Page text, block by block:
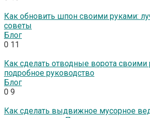
Как обновить шпон своими руками:
советы
Блог
0 11
Как сделать отводные ворота своими
подробное руководство
Блог
0 9
Как сделать выдвижное мусорное